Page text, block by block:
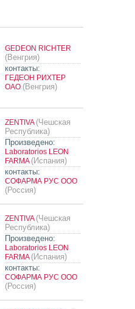
GEDEON RICHTER
(Венгрия)
контакты:
ГЕДЕОН РИХТЕР
ОАО (Венгрия)
ZENTIVA (Чешская
Республика)
Произведено:
Laboratorios LEON
FARMA (Испания)
контакты:
СОФАРМА РУС ООО
(Россия)
ZENTIVA (Чешская
Республика)
Произведено:
Laboratorios LEON
FARMA (Испания)
контакты:
СОФАРМА РУС ООО
(Россия)